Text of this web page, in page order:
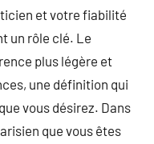
et votre fiabilité
un rôle clé. Le
plus légère et
une définition qui
vous désirez. Dans
que vous êtes